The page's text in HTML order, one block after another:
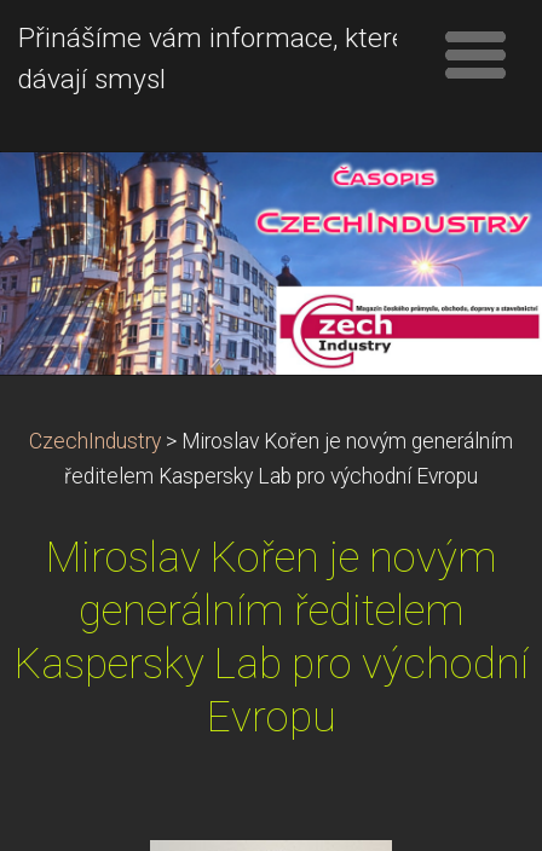
Přinášíme vám informace, které
dávají smysl
CzechIndustry > Miroslav Kořen je novým generálním
ředitelem Kaspersky Lab pro východní Evropu
Miroslav Kořen je novým
generálním ředitelem
Kaspersky Lab pro východní
Evropu